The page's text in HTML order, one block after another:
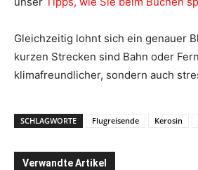
Gleichzeitig lohnt sich ein genauer
kurzen Strecken sind Bahn oder
klimafreundlicher, sondern auch
SCHLAGWORTE Flugreisende Kerosin
Verwandte Artikel